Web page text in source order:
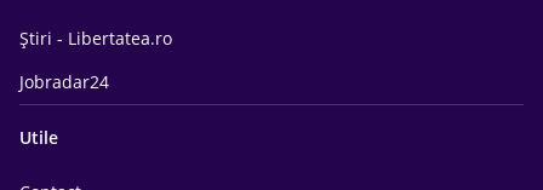
Știri - Libertatea.ro
Jobradar24
Utile